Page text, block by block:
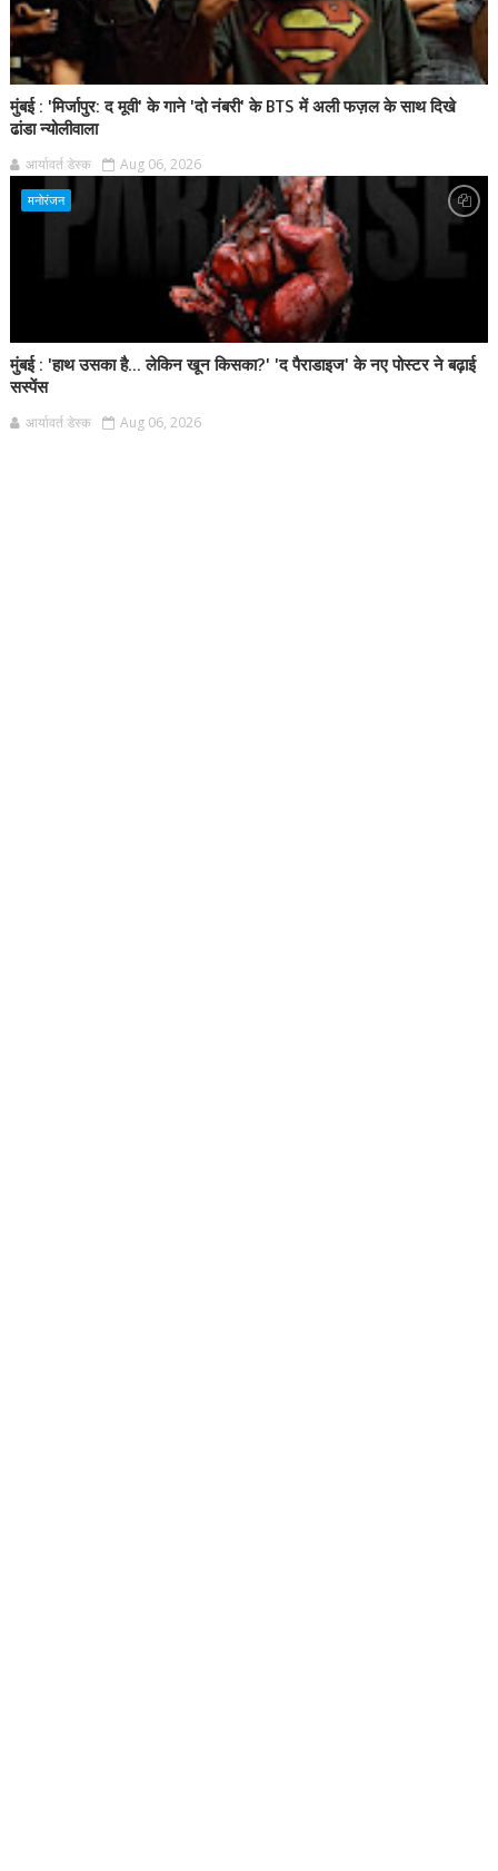
मुंबई : 'मिर्जापुर: द मूवी' के गाने 'दो नंबरी' के BTS में अली फज़ल के साथ दिखे
ढांडा न्योलीवाला
आर्यावर्त डेस्क Aug 06, 2026
मनोरंजन
मुंबई : 'हाथ उसका है... लेकिन खून किसका?' 'द पैराडाइज' के नए पोस्टर ने बढ़ाई
सस्पेंस
आर्यावर्त डेस्क Aug 06, 2026